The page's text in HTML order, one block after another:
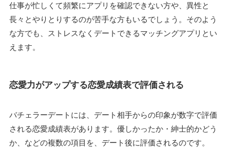
仕事が忙しくて頻繁にアプリを確認できない方や、異性と
長々とやりとりするのが苦手な方もいるでしょう。そのよう
な方でも、ストレスなくデートできるマッチングアプリとい
えます。
恋愛力がアップする恋愛成績表で評価される
バチェラーデートには、デート相手からの印象が数字で評価
される恋愛成績表があります。優しかったか・紳士的かどう
か、などの複数の項目を、デート後に評価されるのです。